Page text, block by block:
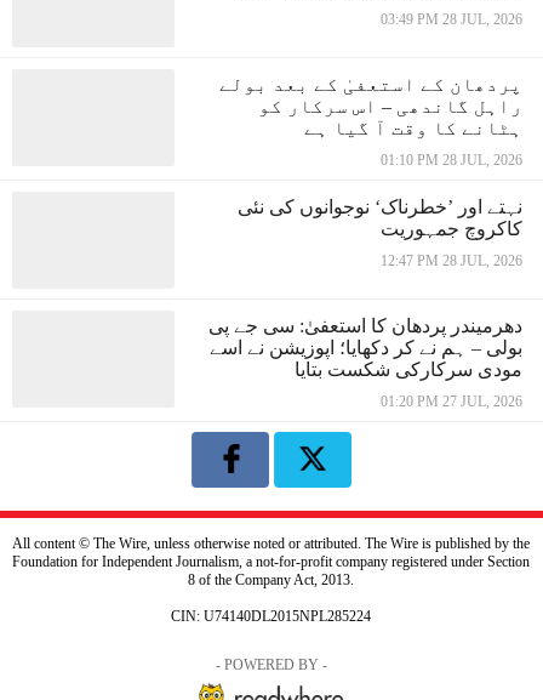
03:49 PM 28 JUL, 2026
پردھان کے استعفیٰ کے بعد بولے
راہل گاندھی – اس سرکار کو
ہٹانے کا وقت آ گیا ہے
01:10 PM 28 JUL, 2026
نہتے اور ’خطرناک‘ نوجوانوں کی نئی
کاکروچ جمہوریت
12:47 PM 28 JUL, 2026
دھرمیندر پردھان کا استعفیٰ: سی جے پی
بولی – ہم نے کر دکھایا؛ اپوزیشن نے اسے
مودی سرکارکی شکست بتایا
01:20 PM 27 JUL, 2026
All content © The Wire, unless otherwise noted or attributed. The Wire is published by the
Foundation for Independent Journalism, a not-for-profit company registered under Section
8 of the Company Act, 2013.
CIN: U74140DL2015NPL285224
- POWERED BY -